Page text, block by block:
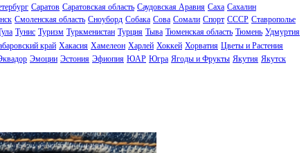
Саратов Саратовская область Саудовская Аравия Саха Сахалин
Смоленская область Сноуборд Собака Сова Сомали Спорт СССР Ставрополье
Тунис Туризм Туркменистан Турция Тыва Тюменская область Тюмень Удмуртия
край Хакасия Хамелеон Харлей Хоккей Хорватия Цветы и Растения
Эмоции Эстония Эфиопия ЮАР Югра Ягоды и Фрукты Якутия Якутск